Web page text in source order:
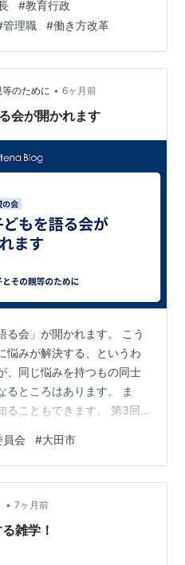
学校の共同体が自律的に
あった。 ところがこの高
から、制度の運用は次第に
行政の効率化、組織の合理
率よく管理できる仕組みが
事…
#教育行政
管理職 #働き方改革
のために • 6ヶ月前
会が開かれます
る会」が開かれます。 こう
悩みが解決する、というわ
、同じ悩みを持つもの同士
るところはあります。 ま
ることもできます。 第3回
受付9時00分～） 対象 ・
る児童生徒の保護者の方 ・
在籍していた児童生徒の保
している生徒の保護者の
」の趣旨を理解し、興味を
員会 #大田市
• 7ヶ月前
雑学！